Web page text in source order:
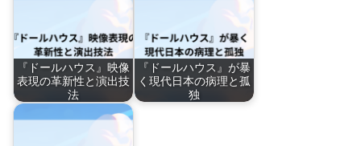
『ドールハウス』映像
表現の革新性と演出技
法
『ドールハウス』が暴
く現代日本の病理と孤
独